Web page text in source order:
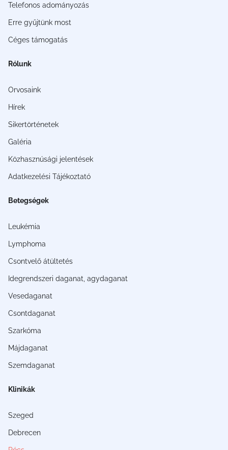
Telefonos adományozás
Erre gyűjtünk most
Céges támogatás
Rólunk
Orvosaink
Hírek
Sikertörténetek
Galéria
Közhasznúsági jelentések
Adatkezelési Tájékoztató
Betegségek
Leukémia
Lymphoma
Csontvelő átültetés
Idegrendszeri daganat, agydaganat
Vesedaganat
Csontdaganat
Szarkóma
Májdaganat
Szemdaganat
Klinikák
Szeged
Debrecen